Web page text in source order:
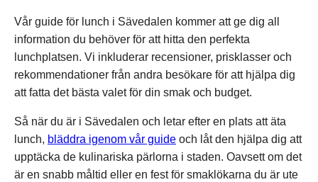
Vår guide för lunch i Sävedalen kommer att ge dig all
information du behöver för att hitta den perfekta
lunchplatsen. Vi inkluderar recensioner, prisklasser och
rekommendationer från andra besökare för att hjälpa dig
att fatta det bästa valet för din smak och budget.
Så när du är i Sävedalen och letar efter en plats att äta
lunch, bläddra igenom vår guide och låt den hjälpa dig att
upptäcka de kulinariska pärlorna i staden. Oavsett om det
är en snabb måltid eller en fest för smaklökarna du är ute